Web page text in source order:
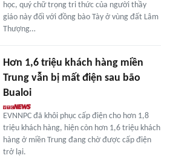
học, quý chữ trọng tri thức của người thầy
giáo này đối với đồng bào Tày ở vùng đất Lâm
Thượng…
Hơn 1,6 triệu khách hàng miền
Trung vẫn bị mất điện sau bão
Bualoi
EVNNPC đã khôi phục cấp điện cho hơn 1,8
triệu khách hàng, hiện còn hơn 1,6 triệu khách
hàng ở miền Trung đang chờ được cấp điện
trở lại.